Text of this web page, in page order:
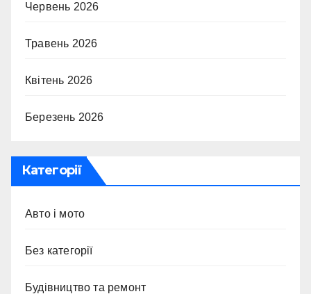
Червень 2026
Травень 2026
Квітень 2026
Березень 2026
Категорії
Авто і мото
Без категорії
Будівництво та ремонт